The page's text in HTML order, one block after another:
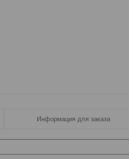
Информация для заказа